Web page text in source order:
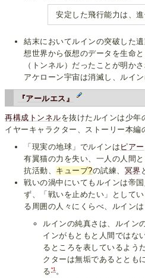
安定した飛行能力は、進
結末においてルインの突破した遺
想世界から仮想のデータを生命
（トンネル）だったことが明か
アケローン宇宙は消滅し、ルイ
『アールエス』
再構成トンネルを抜けたルインは少年
イヤーキャラクター、ストーリー本編
「現実の地球」でルインは ピアー
有翼猫の力を失い、一人の人間
抗活動、 キューブ?の試練、 冥界
戦いの渦中にいてもルインは帝
ず、「戦いを止めたい」として
る周囲の人々にくらべ、ルイン
ルインの純真さは、ルイン
インがもともと人間ではな
るところを表しているよう
クターは無垢であるととも
る*1。